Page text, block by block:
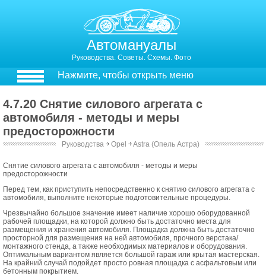
Автомануалы
Руководства. Советы. Схемы. Фото
Нажмите, чтобы открыть меню
4.7.20 Снятие силового агрегата с
автомобиля - методы и меры
предосторожности
Руководства ￫ Opel ￫Astra (Опель Астра)
Снятие силового агрегата с автомобиля - методы и меры
предосторожности
Перед тем, как приступить непосредственно к снятию силового агрегата с
автомобиля, выполните некоторые подготовительные процедуры.
Чрезвычайно большое значение имеет наличие хорошо оборудованной
рабочей площадки, на которой должно быть достаточно места для
размещения и хранения автомобиля. Площадка должна быть достаточно
просторной для размещения на ней автомобиля, прочного верстака/
монтажного стенда, а также необходимых материалов и оборудования.
Оптимальным вариантом является большой гараж или крытая мастерская.
На крайний случай подойдет просто ровная площадка с асфальтовым или
бетонным покрытием.